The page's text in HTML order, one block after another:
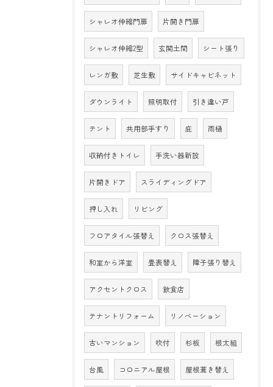
シャレオ伸縮門扉 片開き門扉
シャレオ伸縮2型 玄関土間 シート張り
レンガ敷 芝生敷 サイドキャビネット
ダウンライト 照明取付 引き違い戸
テント 共用部手すり 庇 雨樋
収納付きトイレ 手洗い器新設
片開きドア スライディングドア
押し入れ リビング
フロアタイル張替え クロス張替え
和室から洋室 畳表替え 障子張り替え
アクセントクロス 飲食店
テナントリフォーム リノベーション
古いマンション 吹付 杉板 根太組
台風 コロニアル屋根 屋根葺き替え